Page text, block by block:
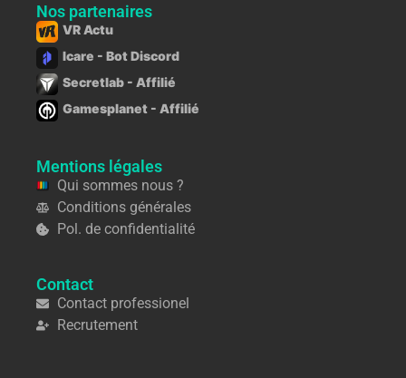
Nos partenaires
VR Actu
Icare - Bot Discord
Secretlab - Affilié
Gamesplanet - Affilié
Mentions légales
Qui sommes nous ?
Conditions générales
Pol. de confidentialité
Contact
Contact professionel
Recrutement